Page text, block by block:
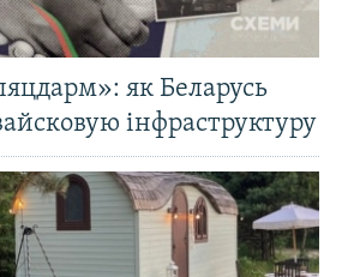
як Беларусь
інфраструктуру